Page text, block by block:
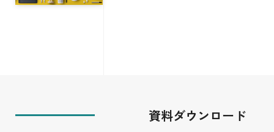
資料ダウンロード